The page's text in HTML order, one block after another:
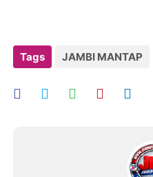
Tags JAMBI MANTAP